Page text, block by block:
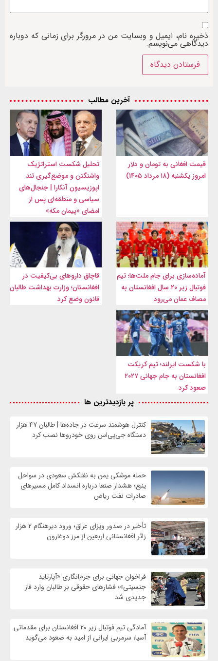
ذخیره نام، ایمیل و وبسایت من در مرورگر برای زمانی که دوباره
دیدگاهی می‌نویسم.
آخرین مطالب
قیمت افغانی به تومان و دلار
امروز یکشنبه (۱۸ مرداد ۱۴۰۵)
تحلیل شکست استراتژیک
واشنگتن و موضع‌گیری تند
اپوزیسیون آنکارا | جنجال‌های
سیاسی و منطقه‌ای پس از
امضای «پیمان مکه»
آماده‌سازی برای جام ملت‌ها؛ تیم
فوتبال زیر ۲۰ سال افغانستان به
مصاف عمان می‌رود
قاچاق داروهای بی‌کیفیت در
افغانستان؛ وزارت بهداشت طالبان
قانون وضع کرد
با شکست ایرلند؛ تیم کریکت
افغانستان به جام جهانی ۲۰۲۷
صعود کرد
پر بازدیدترین ها
کنترل هوشمند سرعت در جاده‌ها | طالبان ۴۷ هزار
دستگاه جی‌پی‌اس روی خودروها نصب کرد
حمله موشکی یمن به نفتکش سعودی در سواحل
ینبع؛ هشدار صنعا درباره انسداد کامل مسیرهای
صادرات نفت ریاض
تأخیر در صدور ویزای عراق؛ ورود دیرهنگام ۲ هزار
زائر افغانستانی اربعین از مرز دوغارون
فراخوان جهانی برای جرم‌انگاری «آپارتاید
جنسیتی»؛ فشارهای حقوقی بر طالبان وارد فاز
جدیدی شد
آمادگی تیم فوتبال زیر ۲۰ افغانستان برای مقدماتی
آسیا؛ سرمربی ایرانی از امید به صعود می‌گوید